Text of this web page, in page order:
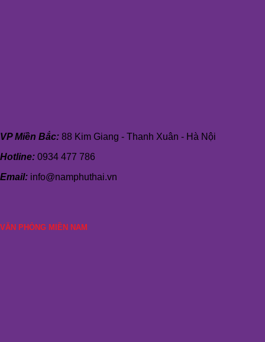
VP Miền Bắc: 88 Kim Giang - Thanh Xuân - Hà Nội
Hotline: 0934 477 786
Email: info@namphuthai.vn
VĂN PHÒNG MIỀN NAM